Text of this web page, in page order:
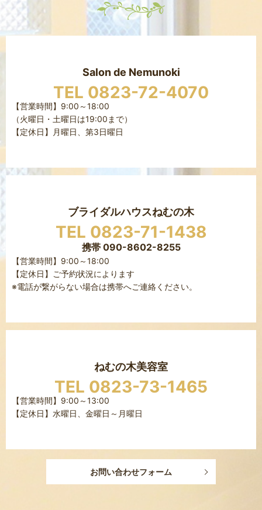
Salon de Nemunoki
TEL 0823-72-4070
【営業時間】9:00～18:00
（火曜日・土曜日は19:00まで）
【定休日】月曜日、第3日曜日
ブライダルハウスねむの木
TEL 0823-71-1438
携帯 090-8602-8255
【営業時間】9:00～18:00
【定休日】ご予約状況によります
※電話が繋がらない場合は携帯へご連絡ください。
ねむの木美容室
TEL 0823-73-1465
【営業時間】9:00～13:00
【定休日】水曜日、金曜日～月曜日
お問い合わせフォーム